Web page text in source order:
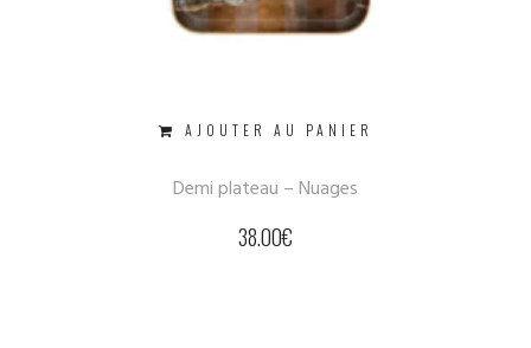
AJOUTER AU PANIER
Demi plateau – Nuages
38.00€